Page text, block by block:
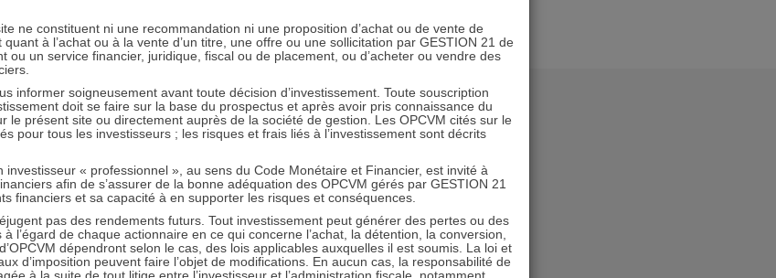
INFORMÉ
Recevoir nos newsletters
ne constituent ni une recommandation ni une proposition d’achat ou de vente de
à l’achat ou à la vente d’un titre, une offre ou une sollicitation par GESTION 21 de
ou un service financier, juridique, fiscal ou de placement, ou d’acheter ou vendre des
informer soigneusement avant toute décision d’investissement. Toute souscription
doit se faire sur la base du prospectus et après avoir pris connaissance du
le présent site ou directement auprès de la société de gestion. Les OPCVM cités sur le
pour tous les investisseurs ; les risques et frais liés à l’investissement sont décrits
investisseur « professionnel », au sens du Code Monétaire et Financier, est invité à
afin de s’assurer de la bonne adéquation des OPCVM gérés par GESTION 21
financiers et sa capacité à en supporter les risques et conséquences.
pas des rendements futurs. Tout investissement peut générer des pertes ou des
l’égard de chaque actionnaire en ce qui concerne l’achat, la détention, la conversion,
dépendront selon le cas, des lois applicables auxquelles il est soumis. La loi et
d’imposition peuvent faire l’objet de modifications. En aucun cas, la responsabilité de